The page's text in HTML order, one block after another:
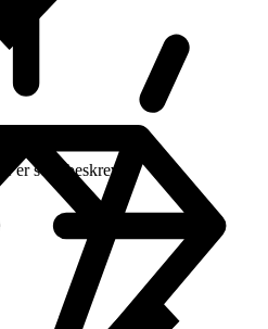
er som beskrevet